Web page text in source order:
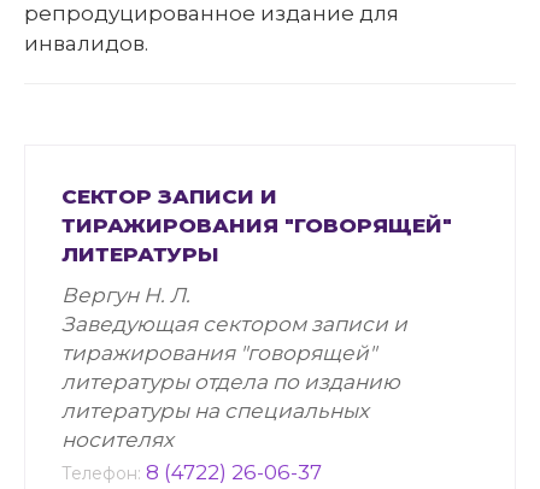
репродуцированное издание для
инвалидов.
СЕКТОР ЗАПИСИ И
ТИРАЖИРОВАНИЯ "ГОВОРЯЩЕЙ"
ЛИТЕРАТУРЫ
Вергун Н. Л.
Заведующая сектором записи и
тиражирования "говорящей"
литературы отдела по изданию
литературы на специальных
носителях
Телефон: 8 (4722) 26-06-37